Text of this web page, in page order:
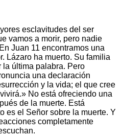
esclavitudes del ser
vamos a morir, pero nadie
Juan 11 encontramos una
Lázaro ha muerto. Su familia
la última palabra. Pero
una declaración
y la vida; el que cree
No está ofreciendo una
de la muerte. Está
es el Señor sobre la muerte. Y
completamente